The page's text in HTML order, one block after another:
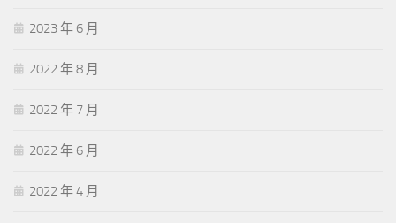
2023 年 6 月
2022 年 8 月
2022 年 7 月
2022 年 6 月
2022 年 4 月